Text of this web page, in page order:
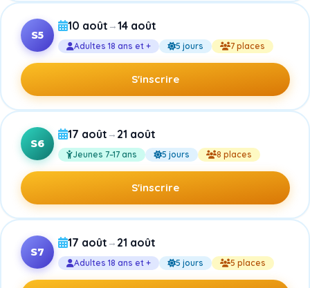
S5
10 août →14 août
Adultes 18 ans et + 5 jours 7 places
S'inscrire
S6
17 août → 21 août
Jeunes 7–17 ans 5 jours 8 places
S'inscrire
S7
17 août → 21 août
Adultes 18 ans et + 5 jours 5 places